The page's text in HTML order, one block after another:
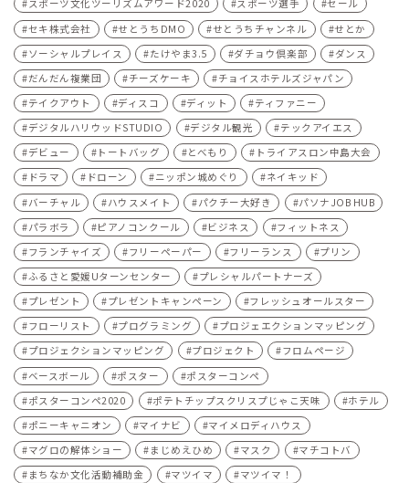
スポーツ文化ツーリズムアワード2020
スポーツ選手
セール
セキ株式会社
せとうちDMO せとうちチャンネル
せとか
ソーシャルプレイス
たけやま3.5 ダチョウ倶楽部
ダンス
だんだん複業団
チーズケーキ
チョイスホテルズジャパン
テイクアウト
ディスコ ディット
ティファニー
デジタルハリウッドSTUDIO
デジタル観光
テックアイエス
デビュー
トートバッグ とべもり
トライアスロン中島大会
ドラマ
ドローン ニッポン城めぐり
ネイキッド
バーチャル
ハウスメイト パクチー大好き
パソナJOB HUB
パラボラ
ピアノコンクール ビジネス
フィットネス
フランチャイズ
フリーペーパー フリーランス
プリン
ふるさと愛媛Uターンセンター
プレシャルパートナーズ
プレゼント
プレゼントキャンペーン
フレッシュオールスター
フローリスト
プログラミング
プロジェエクションマッピング
プロジェクションマッピング
プロジェクト
フロムページ
ベースボール
ポスター
ポスターコンペ
ポスターコンペ2020
ポテトチップスクリスプじゃこ天味
ホテル
ポニーキャニオン
マイナビ
マイメロディハウス
マグロの解体ショー
まじめえひめ マスク
マチコトバ
まちなか文化活動補助金
マツイマ
マツイマ！